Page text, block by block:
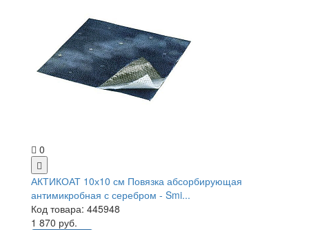
0
АКТИКОАТ 10х10 см Повязка абсорбирующая
антимикробная с серебром - Smi...
Код товара: 445948
1 870 руб.